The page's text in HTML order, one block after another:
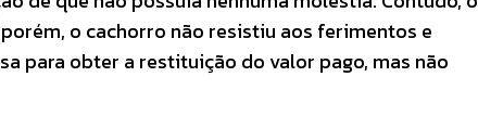
o cachorro não resistiu aos ferimentos e
para obter a restituição do valor pago, mas não